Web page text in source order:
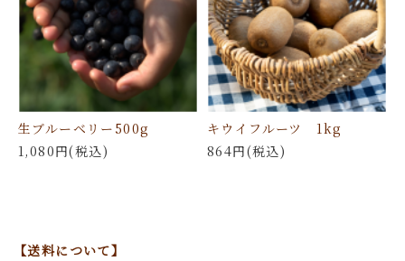
生ブルーベリー500g
1,080円(税込)
キウイフルーツ 1kg
864円(税込)
【送料について】